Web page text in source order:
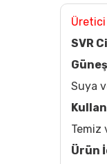
Üretici
SVR
Suya
Temiz
Ürün